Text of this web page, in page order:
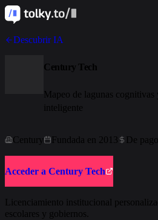
Descubrir IA
Century Tech
Mapeo de lagunas
inteligente
Century Fundada en 2013 De pago
Acceder a Century Tech
Licenciamiento institucional
escolares y gobiernos.